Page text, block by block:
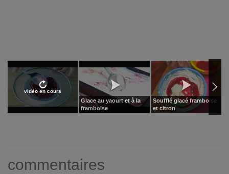
vidéo en cours
Glace au yaourt et à la
framboise
Soufflé glacé framboise
et citron
commentaires